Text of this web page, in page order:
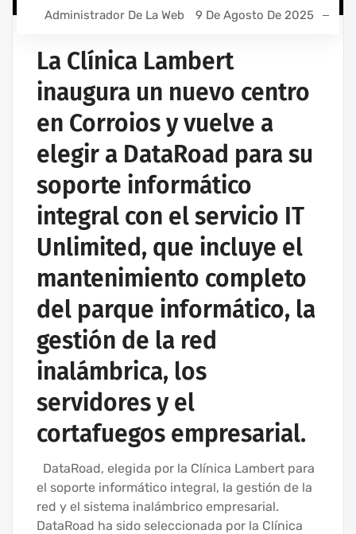
Administrador De La Web 9 De Agosto De 2025
La Clínica Lambert
inaugura un nuevo centro
en Corroios y vuelve a
elegir a DataRoad para su
soporte informático
integral con el servicio IT
Unlimited, que incluye el
mantenimiento completo
del parque informático, la
gestión de la red
inalámbrica, los
servidores y el
cortafuegos empresarial.
DataRoad, elegida por la Clínica Lambert para
el soporte informático integral, la gestión de la
red y el sistema inalámbrico empresarial.
DataRoad ha sido seleccionada por la Clínica